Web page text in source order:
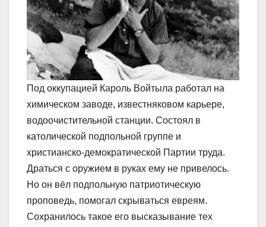
Под оккупацией Кароль Войтыла работал на
химическом заводе, известняковом карьере,
водоочистительной станции. Состоял в
католической подпольной группе и
христианско-демократической Партии труда.
Драться с оружием в руках ему не привелось.
Но он вёл подпольную патриотическую
проповедь, помогал скрываться евреям.
Сохранилось такое его высказывание тех